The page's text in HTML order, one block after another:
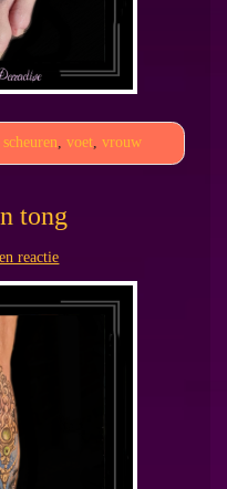
scheuren voet, vrouw
tong
reactie